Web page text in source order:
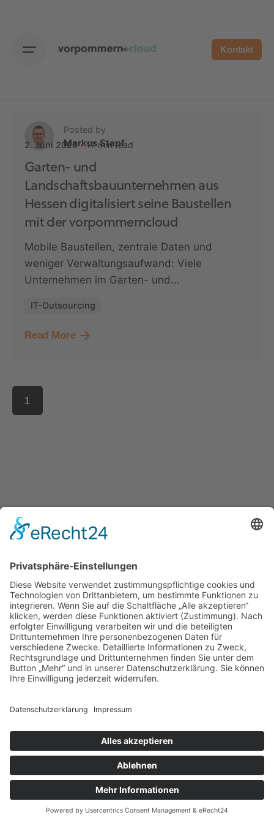
Kontakt
Posted by
Markus Stapf
2. Juni 2026 17 min read
Garten- und
Landschaftsbauunternehmen aus
Hessen digitalisiert seine Baustellen
mit der vorpommerncloud
Mobile Baustellen, zentrale Daten und
weniger Verwaltungsaufwand: Viele
Unternehmen im Garten- und...
IT-Outsourcing
Read More
1
vorpommerncloud ist eine Marke der:
msisdesign. GmbH & Co. KGAlte Dorfstraße 19 a
17392 BoldekowDeutschland
Jetzt mehr erfahren:
Wir bieten flexible, sichere und zukunftsfähige IT-